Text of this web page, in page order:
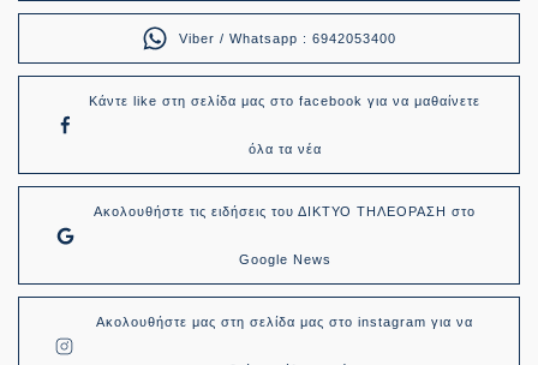
Viber / Whatsapp : 6942053400
Κάντε like στη σελίδα μας στο facebook για να μαθαίνετε
όλα τα νέα
Ακολουθήστε τις ειδήσεις του ΔΙΚΤΥΟ ΤΗΛΕΟΡΑΣΗ στο
Google News
Ακολουθήστε μας στη σελίδα μας στο instagram για να